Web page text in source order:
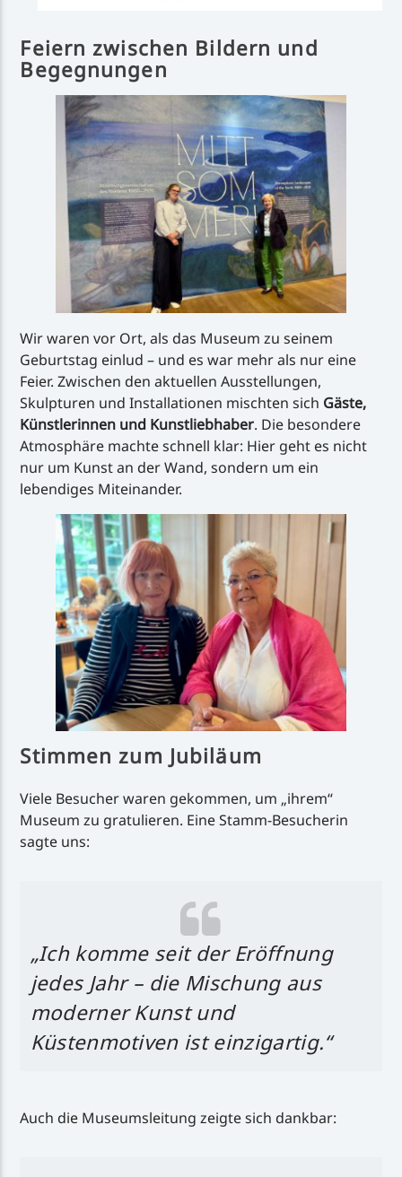
Feiern zwischen Bildern und
Begegnungen
Wir waren vor Ort, als das Museum zu seinem
Geburtstag einlud – und es war mehr als nur eine
Feier. Zwischen den aktuellen Ausstellungen,
Skulpturen und Installationen mischten sich Gäste,
Künstlerinnen und Kunstliebhaber. Die besondere
Atmosphäre machte schnell klar: Hier geht es nicht
nur um Kunst an der Wand, sondern um ein
lebendiges Miteinander.
Stimmen zum Jubiläum
Viele Besucher waren gekommen, um „ihrem“
Museum zu gratulieren. Eine Stamm-Besucherin
sagte uns:
„Ich komme seit der Eröffnung
jedes Jahr – die Mischung aus
moderner Kunst und
Küstenmotiven ist einzigartig.“
Auch die Museumsleitung zeigte sich dankbar: